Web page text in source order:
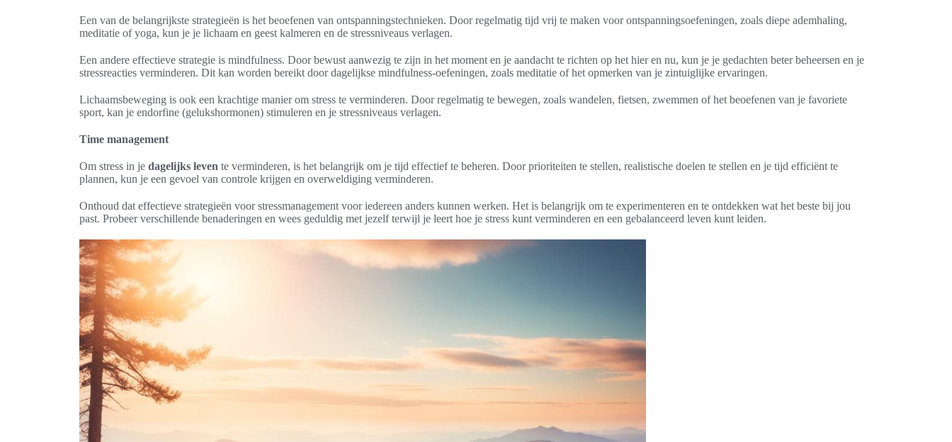
Een van de belangrijkste strategieën is het beoefenen van ontspanningstechnieken. Door regelmatig tijd vrij te maken voor ontspanningsoefeningen, zoals diepe ademhaling,
meditatie of yoga, kun je je lichaam en geest kalmeren en de stressniveaus verlagen.
Een andere effectieve strategie is mindfulness. Door bewust aanwezig te zijn in het moment en je aandacht te richten op het hier en nu, kun je je gedachten beter beheersen en je
stressreacties verminderen. Dit kan worden bereikt door dagelijkse mindfulness-oefeningen, zoals meditatie of het opmerken van je zintuiglijke ervaringen.
Lichaamsbeweging is ook een krachtige manier om stress te verminderen. Door regelmatig te bewegen, zoals wandelen, fietsen, zwemmen of het beoefenen van je favoriete
sport, kan je endorfine (gelukshormonen) stimuleren en je stressniveaus verlagen.
Time management
Om stress in je dagelijks leven te verminderen, is het belangrijk om je tijd effectief te beheren. Door prioriteiten te stellen, realistische doelen te stellen en je tijd efficiënt te
plannen, kun je een gevoel van controle krijgen en overweldiging verminderen.
Onthoud dat effectieve strategieën voor stressmanagement voor iedereen anders kunnen werken. Het is belangrijk om te experimenteren en te ontdekken wat het beste bij jou
past. Probeer verschillende benaderingen en wees geduldig met jezelf terwijl je leert hoe je stress kunt verminderen en een gebalanceerd leven kunt leiden.